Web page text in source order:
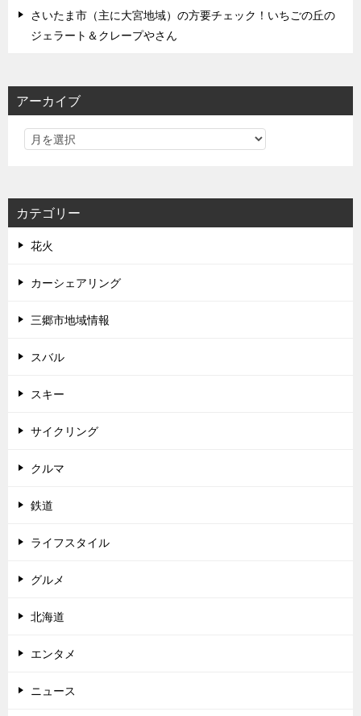
さいたま市（主に大宮地域）の方要チェック！いちごの丘の
ジェラート＆クレープやさん
アーカイブ
カテゴリー
花火
カーシェアリング
三郷市地域情報
スバル
スキー
サイクリング
クルマ
鉄道
ライフスタイル
グルメ
北海道
エンタメ
ニュース